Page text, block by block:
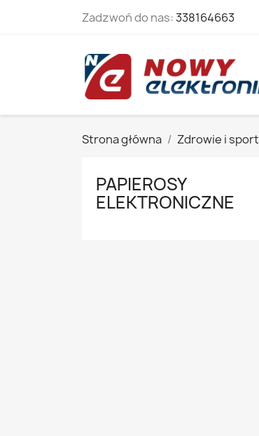
Zadzwoń do nas:338164663
Strona główna Zdrowie i sport
PAPIEROSY
ELEKTRONICZNE